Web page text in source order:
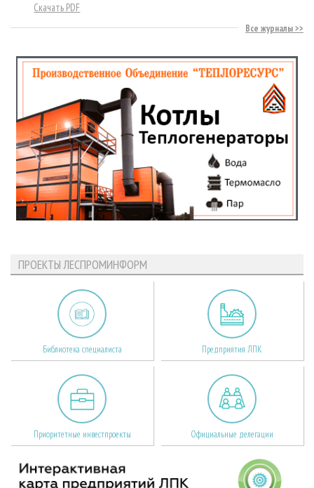
Скачать PDF
Все журналы
ПРОЕКТЫ ЛЕСПРОМИНФОРМ
Библиотека специалиста Предприятия ЛПК
Приоритетные инвестпроекты Официальные делегации